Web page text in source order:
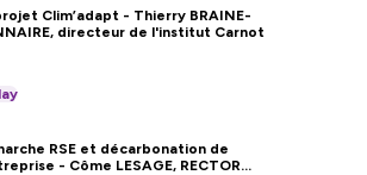
Clim’adapt - Thierry BRAINE-
directeur de l'institut Carnot
RSE et décarbonation de
LESAGE, RECTOR